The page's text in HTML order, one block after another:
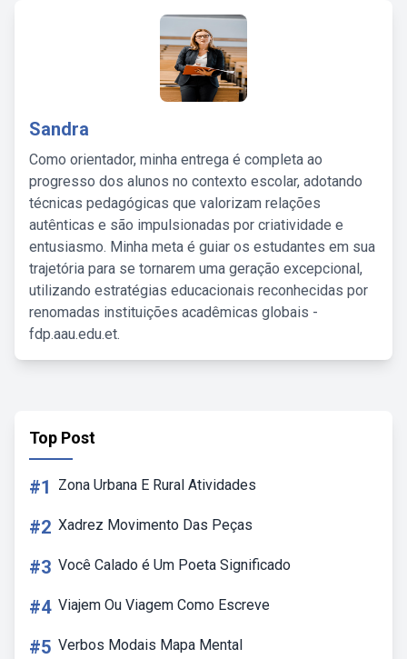
Sandra
Como orientador, minha entrega é completa ao
progresso dos alunos no contexto escolar, adotando
técnicas pedagógicas que valorizam relações
autênticas e são impulsionadas por criatividade e
entusiasmo. Minha meta é guiar os estudantes em sua
trajetória para se tornarem uma geração excepcional,
utilizando estratégias educacionais reconhecidas por
renomadas instituições acadêmicas globais -
fdp.aau.edu.et.
Top Post
#1 Zona Urbana E Rural Atividades
#2 Xadrez Movimento Das Peças
#3 Você Calado é Um Poeta Significado
#4 Viajem Ou Viagem Como Escreve
#5 Verbos Modais Mapa Mental